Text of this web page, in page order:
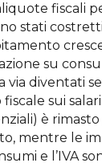
fiscali
stati
su
via diventati
sui
è
mentre le
e l’IVA